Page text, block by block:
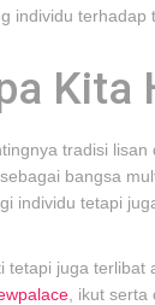
individu terhadap
Kita
tradisi
bangsa
individu tetapi
tetapi juga
, ikut